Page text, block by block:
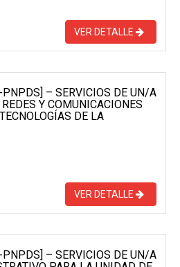
VER DETALLE
– SERVICIOS DE UN/A
Y COMUNICACIONES
DE LA
VER DETALLE
– SERVICIOS DE UN/A